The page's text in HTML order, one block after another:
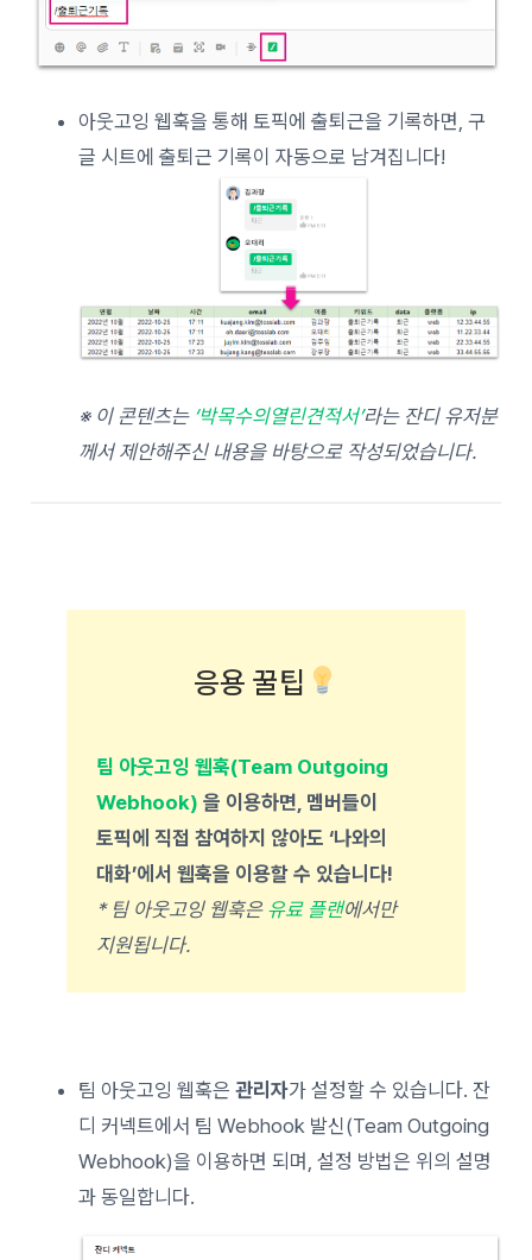
아웃고잉 웹훅을 통해 토픽에 출퇴근을 기록하면, 구
글 시트에 출퇴근 기록이 자동으로 남겨집니다!
※ 이 콘텐츠는 ‘박목수의열린견적서’라는 잔디 유저분
께서 제안해주신 내용을 바탕으로 작성되었습니다.
응용 꿀팁
팀 아웃고잉 웹훅(Team Outgoing
Webhook) 을 이용하면, 멤버들이
토픽에 직접 참여하지 않아도 ‘나와의
대화’에서 웹훅을 이용할 수 있습니다!
* 팀 아웃고잉 웹훅은 유료 플랜에서만
지원됩니다.
팀 아웃고잉 웹훅은관리자가 설정할 수 있습니다. 잔
디 커넥트에서 팀 Webhook 발신(Team Outgoing
Webhook)을 이용하면 되며, 설정 방법은 위의 설명
과 동일합니다.